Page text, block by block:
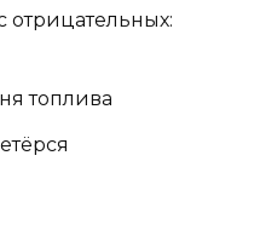
отрицательных:
топлива